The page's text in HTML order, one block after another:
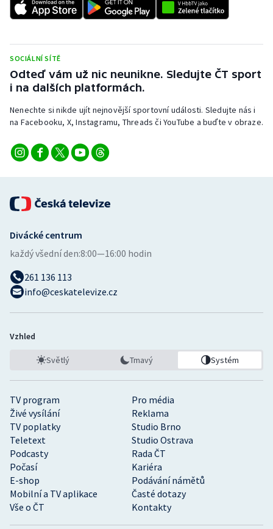
Triatlon
Vodní slalom
Volejbal
SOCIÁLNÍ SÍTĚ
Odteď vám už nic neunikne. Sledujte ČT sport
i na dalších platformách.
Nenechte si nikde ujít nejnovější sportovní události. Sledujte nás i
na Facebooku, X, Instagramu, Threads či YouTube a buďte v obraze.
TV program
Pro média
Živé vysílání
Reklama
TV poplatky
Studio Brno
Teletext
Studio Ostrava
Podcasty
Rada ČT
Počasí
Kariéra
E-shop
Podávání námětů
Mobilní a TV aplikace
Časté dotazy
Vše o ČT
Kontakty
Divácké centrum
každý všední den:8:00—16:00 hodin
261 136 113
info@ceskatelevize.cz
Vzhled
Světlý Tmavý Systém